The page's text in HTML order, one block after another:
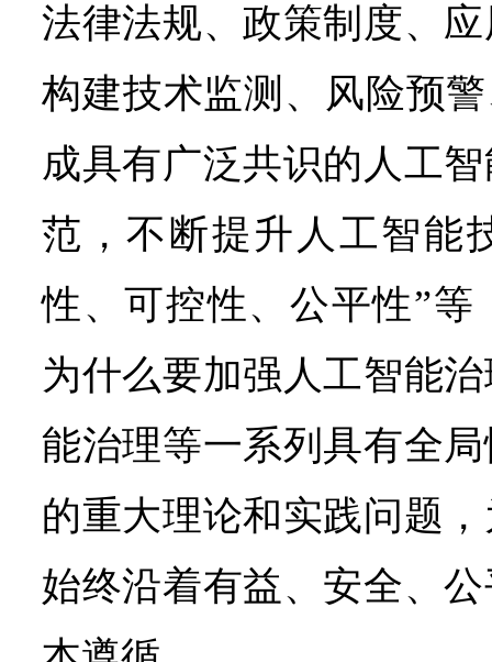
法律法规、政策制度、
构建技术监测、风险预
成具有广泛共识的人工
范，不断提升人工智能
性、可控性、公平性”
为什么要加强人工智能
能治理等一系列具有全
的重大理论和实践问题
始终沿着有益、安全、